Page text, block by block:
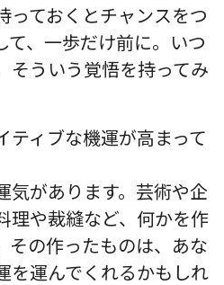
っておくとチャンスをつ
て、一歩だけ前に。いつ
そういう覚悟を持ってみ
ティブな機運が高まって
気があります。芸術や企
理や裁縫など、何かを作
その作ったものは、あな
を運んでくれるかもしれ